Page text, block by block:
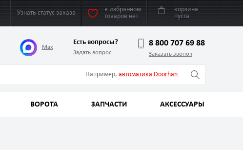
Узнать статус заказа
в избранном
товаров нет
корзина
пуста
Max
Есть вопросы?
Задать вопрос
8 800 707 69 88
Заказать звонок
Например, автоматика Doorhan
ВОРОТА ЗАПЧАСТИ АКСЕССУАРЫ